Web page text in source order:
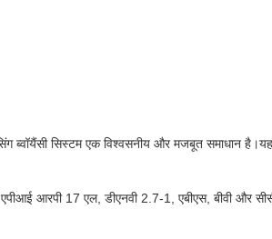
ब्वॉयैंसी सिस्टम एक विश्वसनीय और मजबूत समाधान
एपीआई आरपी 17 एल, डीएनवी 2.7-1, एबीएस, बीवी